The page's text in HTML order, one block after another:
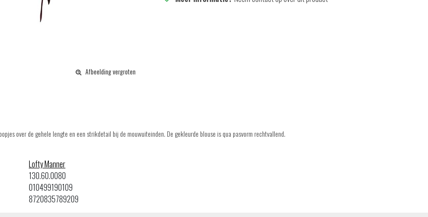
Afbeelding vergroten
over de gehele lengte en een strikdetail bij de mouwuiteinden. De gekleurde blouse is qua pasvorm rechtvallend.
Lofty Manner
130.60.0080
010499190109
8720835789209